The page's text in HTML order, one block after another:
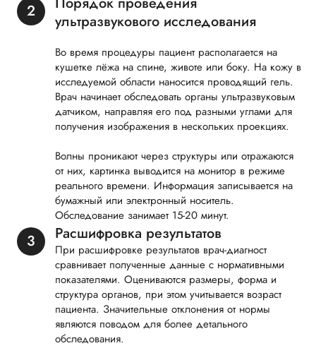
ультразвукового исследования
Во время процедуры пациент располагается на
кушетке лёжа на спине, животе или боку. На кожу в
исследуемой области наносится проводящий гель.
Врач начинает обследовать органы ультразвуковым
датчиком, направляя его под разными углами для
получения изображения в нескольких проекциях.
Волны проникают через структуры или отражаются
от них, картинка выводится на монитор в режиме
реального времени. Информация записывается на
бумажный или электронный носитель.
Обследование занимает 15-20 минут.
Расшифровка результатов
При расшифровке результатов врач-диагност
сравнивает полученные данные с нормативными
показателями. Оцениваются размеры, форма и
структура органов, при этом учитывается возраст
пациента. Значительные отклонения от нормы
являются поводом для более детального
обследования.